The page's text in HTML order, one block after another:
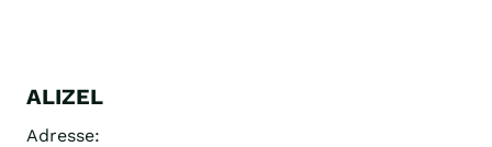
ALIZEL
Adresse: